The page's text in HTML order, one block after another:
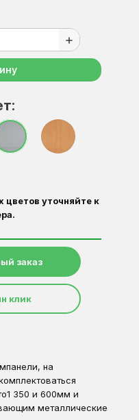
add
уточняйте к
заказ
клик
на
350 и 600мм и
металлические